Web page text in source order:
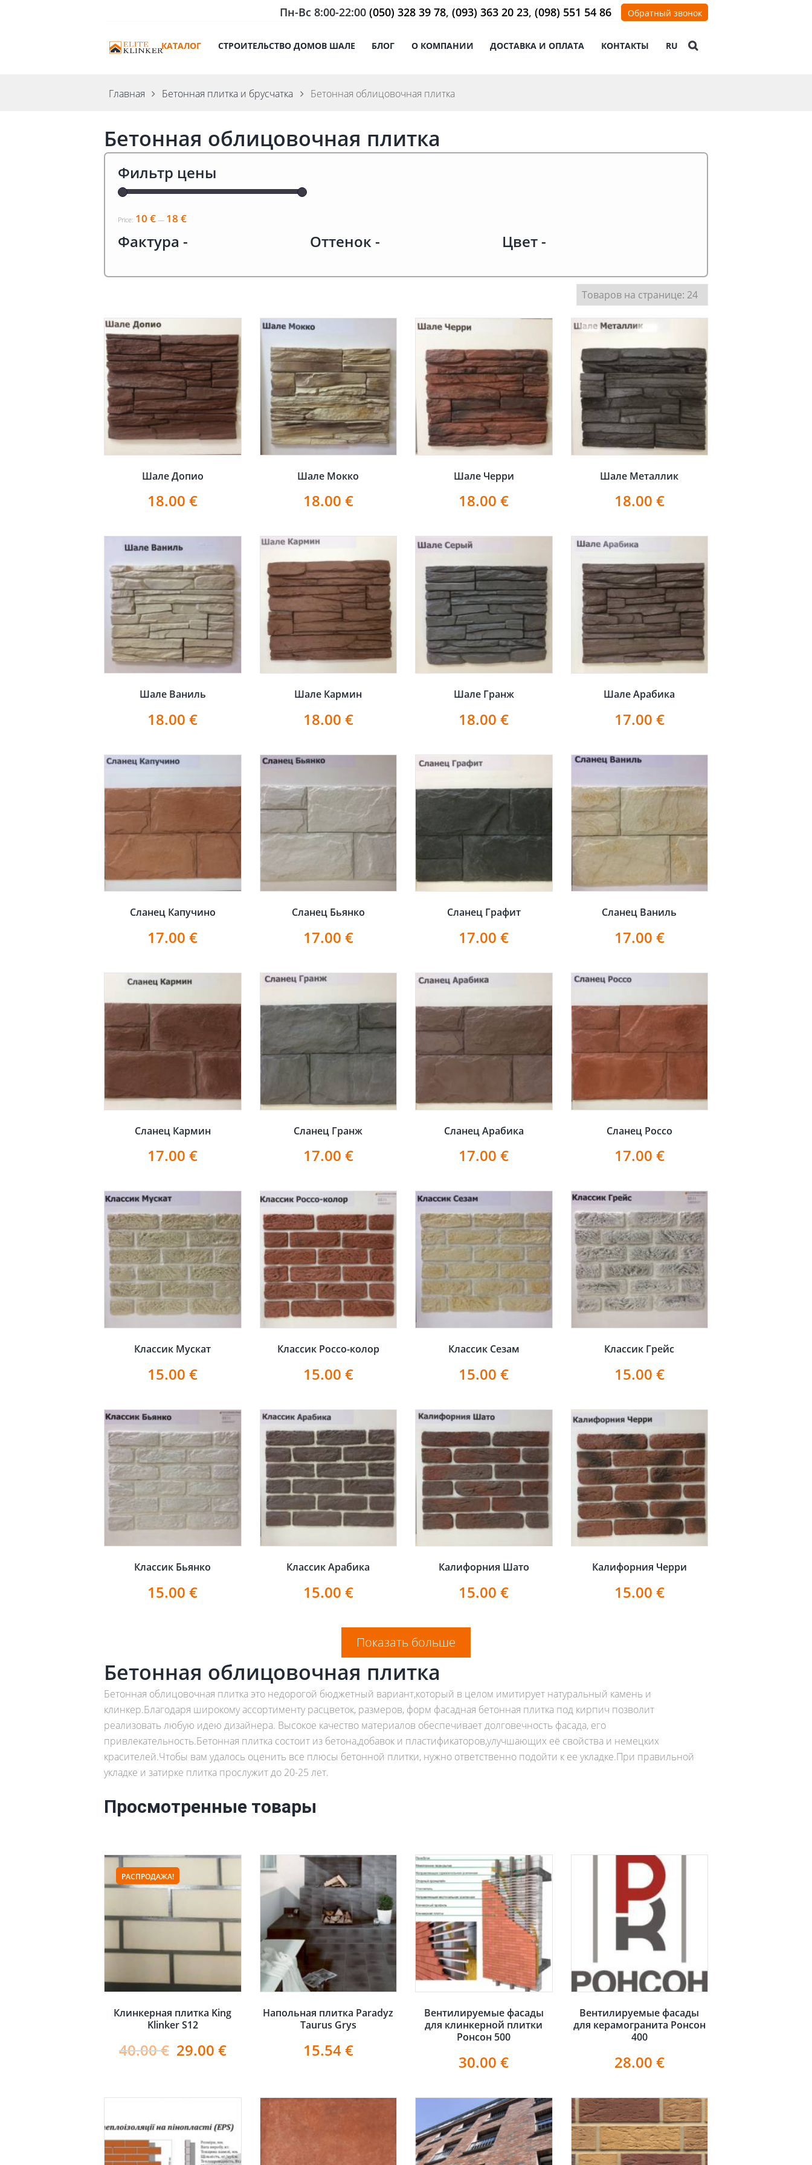
Пн-Вс 8:00-22:00 (050) 328 39 78, (093) 363 20 23, (098) 551 54 86 Обратный звонок
КАТАЛОГ СТРОИТЕЛЬСТВО ДОМОВ ШАЛЕ БЛОГ О КОМПАНИИ ДОСТАВКА И ОПЛАТА КОНТАКТЫ RU
Главная Бетонная плитка и брусчатка Бетонная облицовочная плитка
Бетонная облицовочная плитка
Фильтр цены
Price: 10 € — 18 €
Фактура - Оттенок- Цвет-
Шале Допио
18.00€
Шале Мокко
18.00 €
Шале Черри
18.00€
Шале Металлик
18.00 €
Шале Ваниль
18.00€
Шале Кармин
18.00 €
Шале Гранж
18.00€
Шале Арабика
17.00 €
Сланец Капучино
17.00€
Сланец Бьянко
17.00 €
Сланец Графит
17.00€
Сланец Ваниль
17.00 €
Сланец Кармин
17.00€
Сланец Гранж
17.00 €
Сланец Арабика
17.00€
Сланец Россо
17.00 €
Классик Мускат
15.00€
Классик Россо-колор
15.00 €
Классик Сезам
15.00€
Классик Грейс
15.00 €
Классик Бьянко
15.00€
Классик Арабика
15.00 €
Калифорния Шато
15.00€
Калифорния Черри
15.00 €
Показать больше
Бетонная облицовочная плитка
Бетонная облицовочная плитка это недорогой бюджетный вариант,который в целом имитирует натуральный камень и
клинкер.Благодаря широкому ассортименту расцветок, размеров, форм фасадная бетонная плитка под кирпич позволит
реализовать любую идею дизайнера. Высокое качество материалов обеспечивает долговечность фасада, его
привлекательность.Бетонная плитка состоит из бетона,добавок и пластификаторов,улучшающих её свойства и немецких
красителей.Чтобы вам удалось оценить все плюсы бетонной плитки, нужно ответственно подойти к ее укладке.При правильной
укладке и затирке плитка прослужит до 20-25 лет.
Просмотренные товары
РАСПРОДАЖА!
Клинкерная плитка King
Klinker S12
40.00€ 29.00 €
Напольная плитка Paradyz
Taurus Grys
15.54€
Вентилируемые фасады
для клинкерной плитки
Ронсон 500
30.00€
Вентилируемые фасады
для керамогранита Ронсон
400
28.00 €